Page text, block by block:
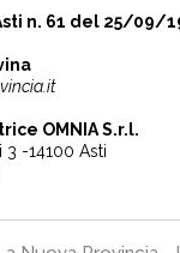
n. 61 del 25/09/
OMNIA S.r.l.
-14100 Asti